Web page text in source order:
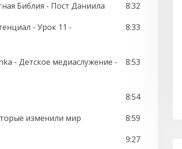
Библия - Пост Даниила
8:32
- Урок 11 -
8:33
- Детское медиаслужение -
8:53
8:54
изменили мир
8:59
9:27